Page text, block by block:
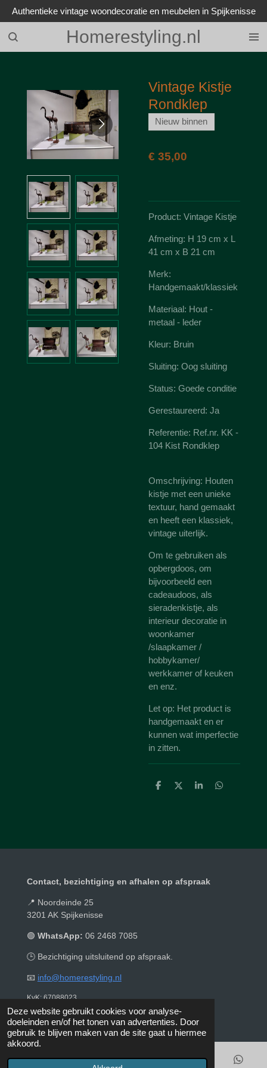
Deze website gebruikt cookies voor analyse-
doeleinden en/of het tonen van advertenties. Door
gebruik te blijven maken van de site gaat u hiermee
akkoord.
Ga
direct
naar
de
Homerestyling.nl
Authentieke vintage woondecoratie en meubelen in Spijkenisse
Vintage Kistje
Rondklep
Nieuw binnen
€ 35,00
Product: Vintage Kistje
Afmeting: H 19 cm x L
41 cm x B 21 cm
Merk:
Handgemaakt/klassiek
Materiaal: Hout -
metaal - leder
Kleur: Bruin
Sluiting: Oog sluiting
Status: Goede conditie
Gerestaureerd: Ja
Referentie: Ref.nr. KK -
104 Kist Rondklep
Omschrijving: Houten
kistje met een unieke
textuur, hand gemaakt
en heeft een klassiek,
vintage uiterlijk.
Om te gebruiken als
opbergdoos, om
bijvoorbeeld een
cadeaudoos, als
sieradenkistje, als
interieur decoratie in
woonkamer
/slaapkamer /
hobbykamer/
werkkamer of keuken
en enz.
Let op: Het product is
handgemaakt en er
kunnen wat imperfectie
in zitten.
D
D
S
D
Contact, bezichtiging en afhalen op afspraak
📍 Noordeinde 25
3201 AK Spijkenisse
🟢 WhatsApp: 06 2468 7085
🕒 Bezichtiging uitsluitend op afspraak.
📧 info@homerestyling.nl
KvK: 67088023
© 2019 - 2026 Homerestyling